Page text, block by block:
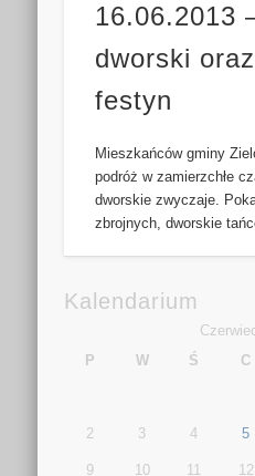
16.06.2013
dworski
festyn
Mieszkańców gminy
podróż w zamierzchłe
dworskie zwyczaje.
zbrojnych, dworskie
Kalendarium
P
W Ś C
2 3 4 5
9 10 11 12